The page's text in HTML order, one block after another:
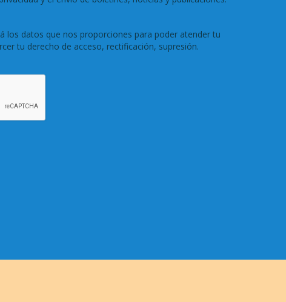
los datos que nos proporciones para poder atender tu
tu derecho de acceso, rectificación, supresión.